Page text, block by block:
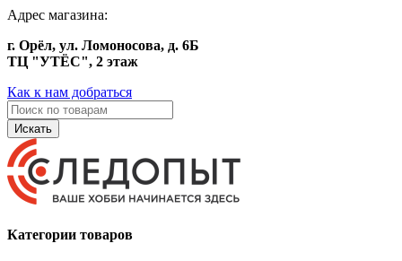
Адрес магазина:
г. Орёл, ул. Ломоносова, д. 6Б
ТЦ "УТЁС", 2 этаж
Как к нам добраться
Искать
Категории товаров